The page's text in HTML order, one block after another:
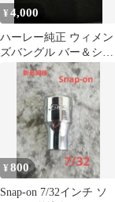
¥4,000
ハーレー純正 ウィメン
ズバングル バー＆シー
ルドダングルブレスレ
ット シルバー
¥800
Snap-on 7/32インチ ソ